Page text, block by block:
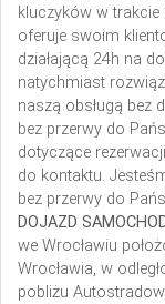
kluczyków w trakcie
oferuje swoim
działającą 24h na
natychmiast
naszą obsługą bez
bez przerwy do
dotyczące
do kontaktu.
bez przerwy do
DOJAZD
we Wrocławiu
Wrocławia, w
pobliżu